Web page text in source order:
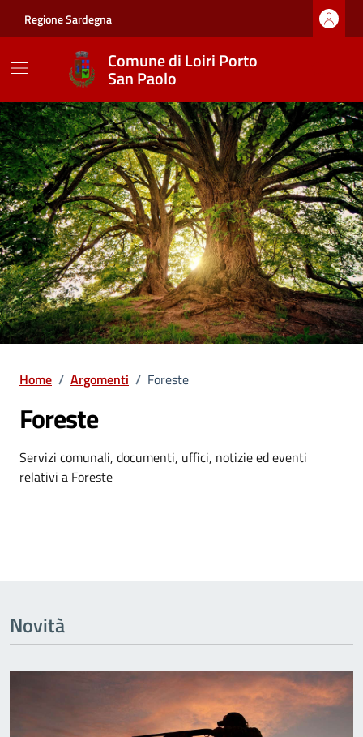
Regione Sardegna
Comune di Loiri Porto
San Paolo
Home / Argomenti / Foreste
Foreste
Dettagli dell'argomento
Servizi comunali, documenti, uffici, notizie ed eventi
relativi a Foreste
Novità